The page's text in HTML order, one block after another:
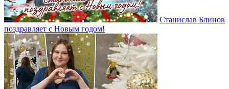
Станислав Блинов
поздравляет с Новым годом!